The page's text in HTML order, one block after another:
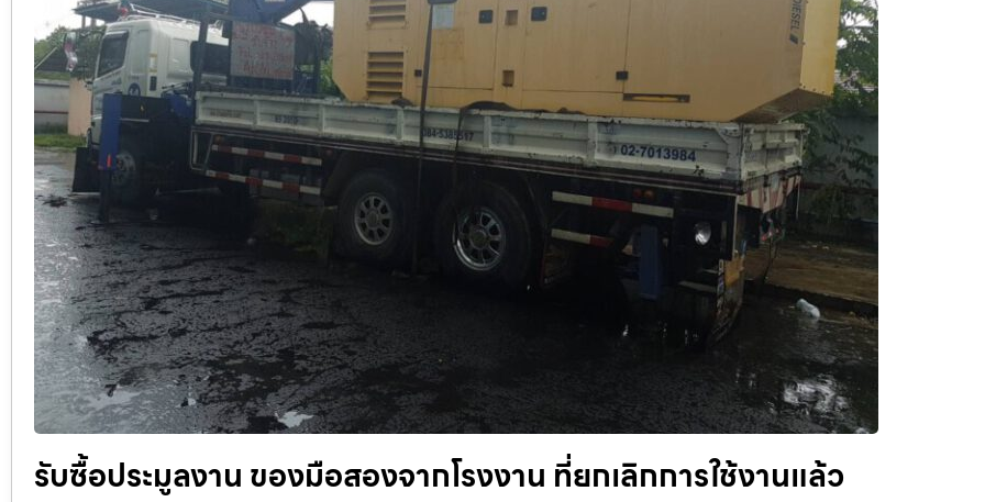
รับซื้อประมูลงาน ของมือสองจากโรงงาน ที่ยกเลิกการใช้งานแล้ว